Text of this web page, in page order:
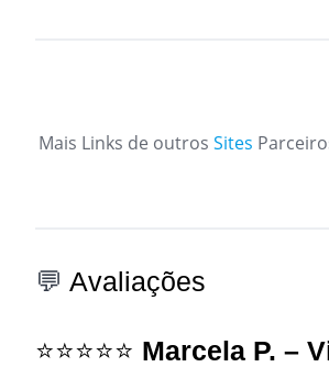
Mais Links de outros Sites
💬 Avaliações
⭐⭐⭐⭐⭐ Marcela P. –